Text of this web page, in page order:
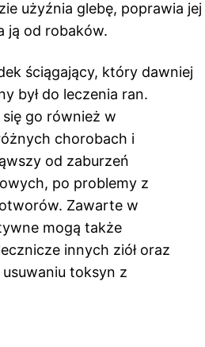
użyźnia glebę, poprawia jej
ją od robaków.
ściągający, który dawniej
był do leczenia ran.
go również w
chorobach i
od zaburzeń
po problemy z
Zawarte w
mogą także
innych ziół oraz
toksyn z